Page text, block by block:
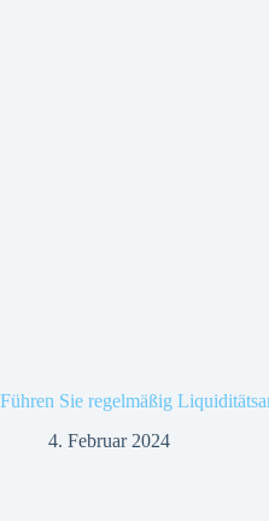
Führen Sie regelmäßig
4. Februar 2024